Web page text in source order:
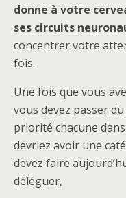
donne à votre
ses circuits
concentrer votre
fois.
Une fois que vous
vous devez passer
priorité chacune
devriez avoir une
devez faire
déléguer,